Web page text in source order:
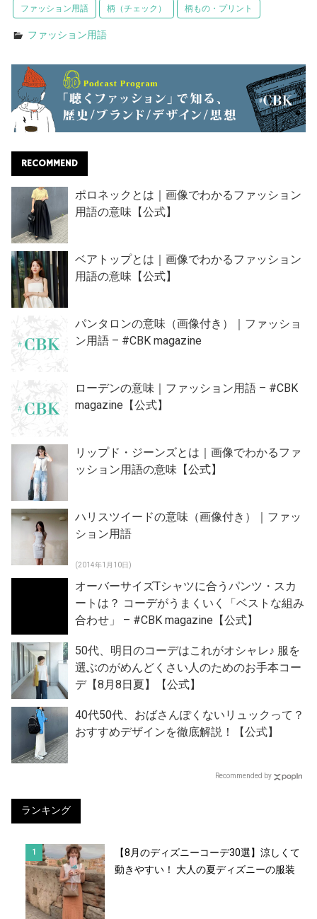
ファッション用語 柄（チェック） 柄もの・プリント
ファッション用語
RECOMMEND
ポロネックとは｜画像でわかるファッション
用語の意味【公式】
ベアトップとは｜画像でわかるファッション
用語の意味【公式】
パンタロンの意味（画像付き）｜ファッショ
ン用語 – #CBK magazine
ローデンの意味｜ファッション用語 – #CBK
magazine【公式】
リップド・ジーンズとは｜画像でわかるファ
ッション用語の意味【公式】
ハリスツイードの意味（画像付き）｜ファッ
ション用語
(2014年1月10日)
オーバーサイズTシャツに合うパンツ・スカ
ートは？ コーデがうまくいく「ベストな組み
合わせ」 – #CBK magazine【公式】
50代、明日のコーデはこれがオシャレ♪ 服を
選ぶのがめんどくさい人のためのお手本コー
デ【8月8日夏】【公式】
40代50代、おばさんぽくないリュックって？
おすすめデザインを徹底解説！【公式】
Recommended by
ランキング
【8月のディズニーコーデ30選】涼しくて
動きやすい！ 大人の夏ディズニーの服装